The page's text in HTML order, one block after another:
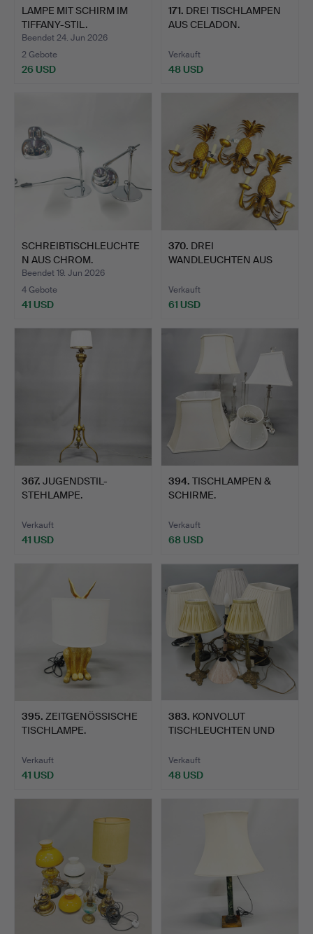
LAMPE MIT SCHIRM IM
TIFFANY-STIL.
Beendet 24. Jun 2026
2 Gebote
26 USD
171. DREI TISCHLAMPEN
AUS CELADON.
Verkauft
48 USD
SCHREIBTISCHLEUCHTE
N AUS CHROM.
Beendet 19. Jun 2026
4 Gebote
41 USD
370. DREI
WANDLEUCHTEN AUS
Verkauft
61 USD
367. JUGENDSTIL-
STEHLAMPE.
Verkauft
41 USD
394. TISCHLAMPEN &
SCHIRME.
Verkauft
68 USD
395. ZEITGENÖSSISCHE
TISCHLAMPE.
Verkauft
41 USD
383. KONVOLUT
TISCHLEUCHTEN UND
Verkauft
48 USD